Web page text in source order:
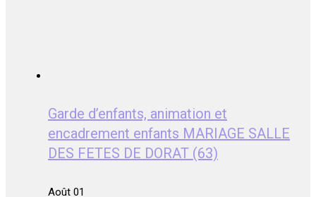
Garde d’enfants, animation et
encadrement enfants MARIAGE SALLE
DES FETES DE DORAT (63)
Août 01